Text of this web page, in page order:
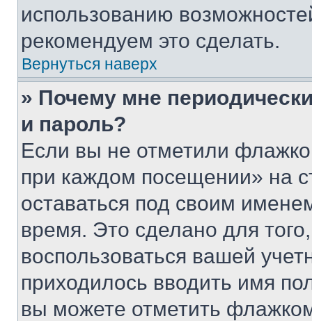
использованию
рекомендуем это сделать.
Вернуться наверх
» Почему мне
и пароль?
Если вы не отметили
при каждом посещении» на
оставаться под своим
время. Это сделано для
воспользоваться вашей
приходилось вводить имя
вы можете отметить